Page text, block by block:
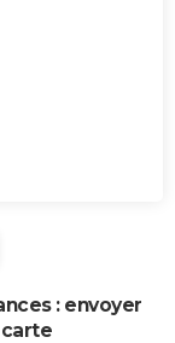
: envoyer